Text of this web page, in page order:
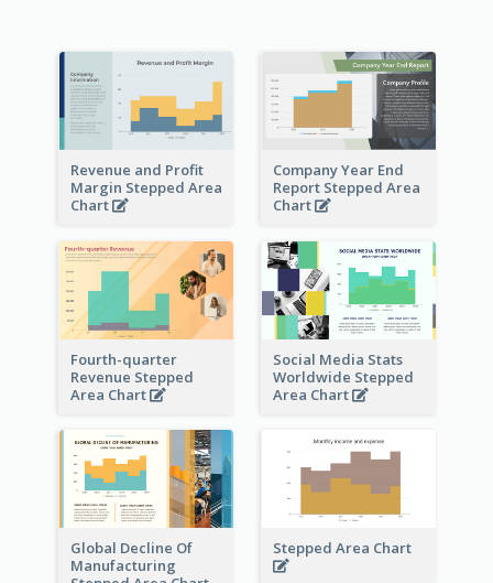
Revenue and Profit
Margin Stepped Area
Chart
Company Year End
Report Stepped Area
Chart
Fourth-quarter
Revenue Stepped
Area Chart
Social Media Stats
Worldwide Stepped
Area Chart
Global Decline Of
Manufacturing
Stepped Area Chart